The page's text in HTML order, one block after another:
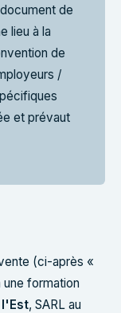
de
lieu à la
de
/
et prévaut
(ci-après «
formation
l'Est, SARL au